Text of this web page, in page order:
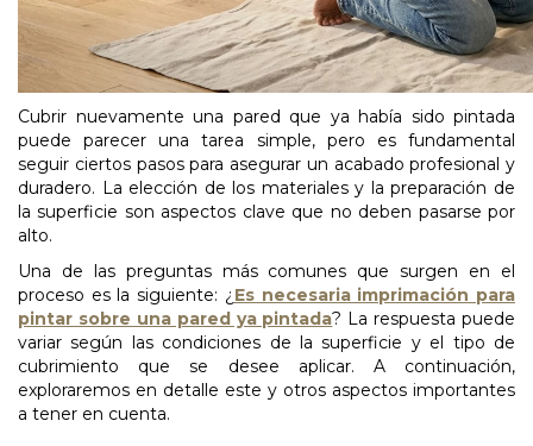
Cubrir nuevamente una pared que ya había sido pintada
puede parecer una tarea simple, pero es fundamental
seguir ciertos pasos para asegurar un acabado profesional y
duradero. La elección de los materiales y la preparación de
la superficie son aspectos clave que no deben pasarse por
alto.
Una de las preguntas más comunes que surgen en el
proceso es la siguiente: ¿ Es necesaria imprimación para
pintar sobre una pared ya pintada? La respuesta puede
variar según las condiciones de la superficie y el tipo de
cubrimiento que se desee aplicar. A continuación,
exploraremos en detalle este y otros aspectos importantes
a tener en cuenta.